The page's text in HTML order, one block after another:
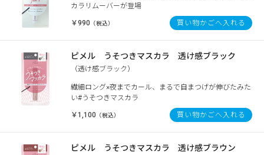
カラリムーバーが登場
￥990 （税込） 買い物かごへ入れる
ピメル うそつきマスカラ 透け感ブラック
（透け感ブラック）
繊細ロング×夜までカール、まるで自まつげが伸びたみた
い#うそつきマスカラ
￥1,100 （税込） 買い物かごへ入れる
ピメル うそつきマスカラ 透け感ブラウン